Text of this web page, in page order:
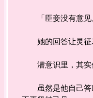
「臣妾没有意见
她的回答让灵征
潜意识里，其实
虽然是他自己答应